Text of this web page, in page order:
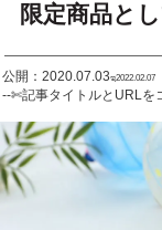
限定商品と
公開：2020.07.03ಇ2022.02.07
--✄記事タイトルとURL